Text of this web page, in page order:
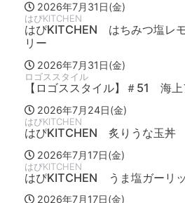
2026年7月31日(金)
はぴKITCHEN
はぴKITCHEN はちみつ塩レ
リー
2026年7月31日(金)
ロゴススタイル
【ロゴススタイル】＃51 海
2026年7月24日(金)
はぴKITCHEN
はぴKITCHEN 炙りうな玉丼
2026年7月17日(金)
はぴKITCHEN
はぴKITCHEN うま塩ガーリ
2026年7月17日(金)